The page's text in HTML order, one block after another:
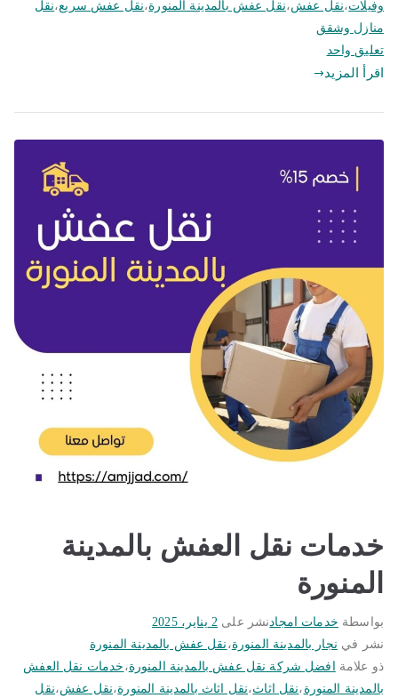
وفيلات،نقل عفش،نقل عفش بالمدينة المنورة،نقل عفش سريع،نقل
منازل وشقق
تعليق واحد
ارخص
نقل
عفش
المنورة
0562694961
امجاد
المدينة
للخدمات
المنزلية
اقرأ المزيد
خدمات نقل العفش بالمدينة
المنورة
بواسطة خدمات امجادنشر على 2 يناير، 2025
نشر في نجار بالمدينة المنورة، نقل عفش بالمدينة المنورة
ذو علامة
افضل شركة نقل عفش بالمدينة المنورة، خدمات نقل العفش
بالمدينة المنورة ،نقل اثاث،نقل اثاث بالمدينة المنورة،نقل عفش،نقل